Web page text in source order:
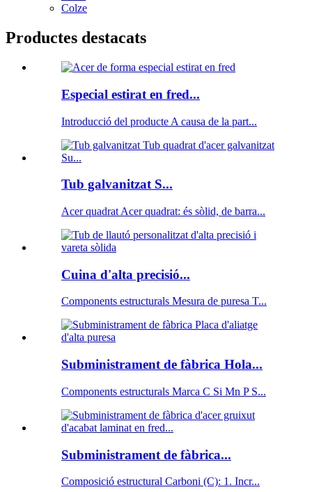
Colze
Productes destacats
Especial estirat en fred...
Introducció del producte A causa de la part...
Tub galvanitzat S...
Acer quadrat Acer quadrat: és sòlid, de barra...
Cuina d'alta precisió...
Components estructurals Mesura de puresa T...
Subministrament de fàbrica Hola...
Components estructurals Marca C Si Mn P S...
Subministrament de fàbrica...
Composició estructural Carboni (C): 1. Incr...